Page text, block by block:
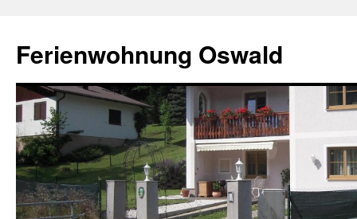
contenu
Ferienwohnung Oswald